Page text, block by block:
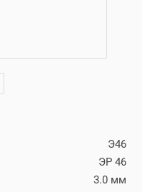
Э46
ЭР 46
3.0 мм